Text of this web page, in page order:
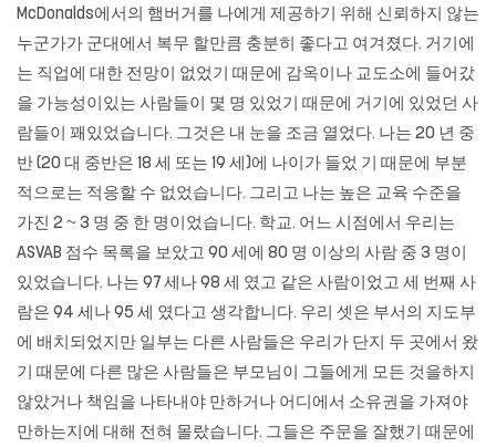
McDonalds에서의 햄버거를 나에게 제공하기 위해 신뢰하지 않는
누군가가 군대에서 복무 할만큼 충분히 좋다고 여겨졌다. 거기에
는 직업에 대한 전망이 없었기 때문에 감옥이나 교도소에 들어갔
을 가능성이있는 사람들이 몇 명 있었기 때문에 거기에 있었던 사
람들이 꽤있었습니다. 그것은 내 눈을 조금 열었다. 나는 20 년 중
반 (20 대 중반은 18 세 또는 19 세)에 나이가 들었 기 때문에 부분
적으로는 적응할 수 없었습니다. 그리고 나는 높은 교육 수준을
가진 2 ~ 3 명 중 한 명이었습니다. 학교. 어느 시점에서 우리는
ASVAB 점수 목록을 보았고 90 세에 80 명 이상의 사람 중 3 명이
있었습니다. 나는 97 세나 98 세 였고 같은 사람이었고 세 번째 사
람은 94 세나 95 세 였다고 생각합니다. 우리 셋은 부서의 지도부
에 배치되었지만 일부는 다른 사람들은 우리가 단지 두 곳에서 왔
기 때문에 다른 많은 사람들은 부모님이 그들에게 모든 것을하지
않았거나 책임을 나타내야 만하거나 어디에서 소유권을 가져야
만하는지에 대해 전혀 몰랐습니다. 그들은 주문을 잘했기 때문에